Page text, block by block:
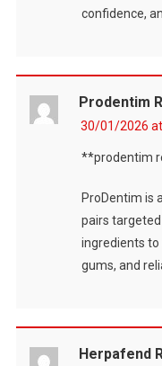
confidence,
Prodentim
30/01/2026
**prodentim
ProDentim is
pairs
ingredients
gums, and
Herpafend